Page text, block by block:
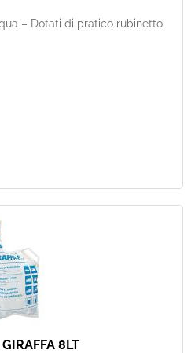
– Dotati di pratico rubinetto
8LT